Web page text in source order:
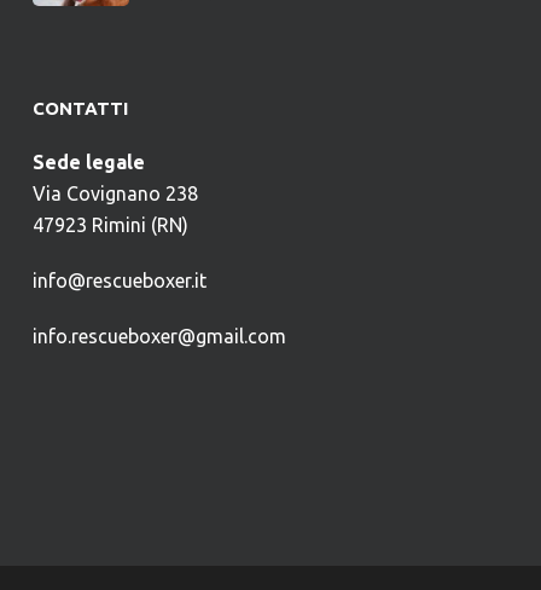
CONTATTI
Sede legale
Via Covignano 238
47923 Rimini (RN)
info@rescueboxer.it
info.rescueboxer@gmail.com